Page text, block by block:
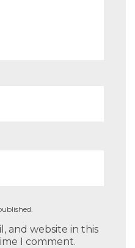
and website in this
I comment.